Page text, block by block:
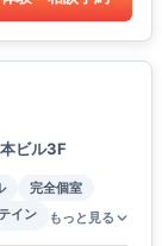
ビル3F
完全個室
イン もっと見る